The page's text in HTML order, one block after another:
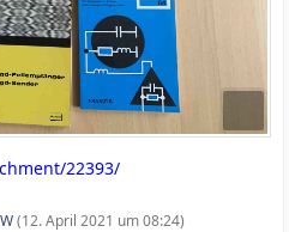
22393/
(12. April 2021 um 08:24)